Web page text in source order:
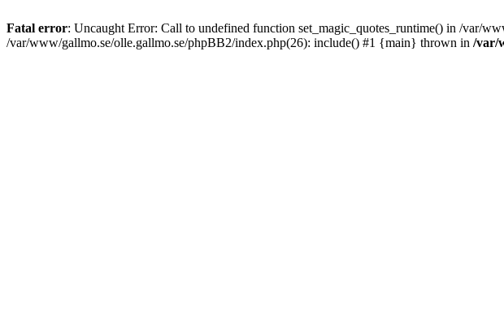
Fatal error: Uncaught Error: Call to undefined function set_magic_quotes_runtime() in /var/
/var/www/gallmo.se/olle.gallmo.se/phpBB2/index.php(26): include() #1 {main} thrown in /var/